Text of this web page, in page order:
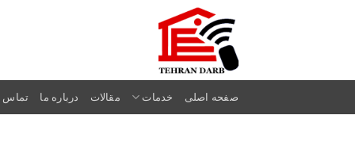
صفحه اصلی خدمات مقالات درباره ما تماس